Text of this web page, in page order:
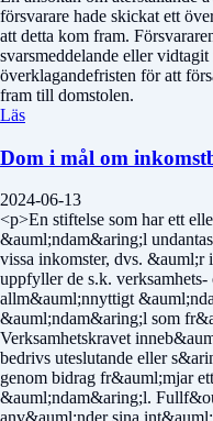
försvarare hade skickat ett
att detta kom fram.
svarsmeddelande eller
överklagandefristen för att
fram till domstolen.
Läs
Dom i mål om
2024-06-13
<p>En stiftelse som har ett
&auml;ndam&aring;l
vissa inkomster, dvs.
uppfyller de s.k.
allm&auml;nnyttigt
&auml;ndam&aring;l som
Verksamhetskravet
bedrivs uteslutande eller
genom bidrag fr&auml;mjar
&auml;ndam&aring;l.